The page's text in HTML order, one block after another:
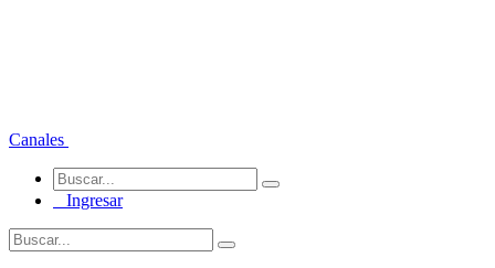
Canales
Ingresar